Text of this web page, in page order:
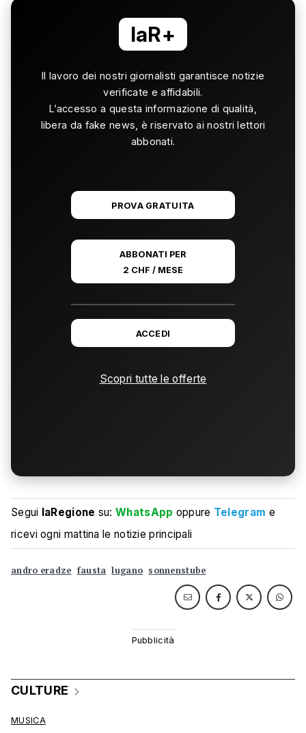
laR+
Il lavoro dei nostri giornalisti garantisce notizie
verificate e affidabili.
L’accesso a questa informazione di qualità,
libera da fake news, è riservato ai nostri lettori
abbonati.
PROVA GRATUITA
ABBONATI PER
2 CHF / MESE
ACCEDI
Scopri tutte le offerte
Segui laRegione su:WhatsApp oppure Telegram e
ricevi ogni mattina le notizie principali
andro eradze fausta lugano sonnenstube
CULTURE
MUSICA